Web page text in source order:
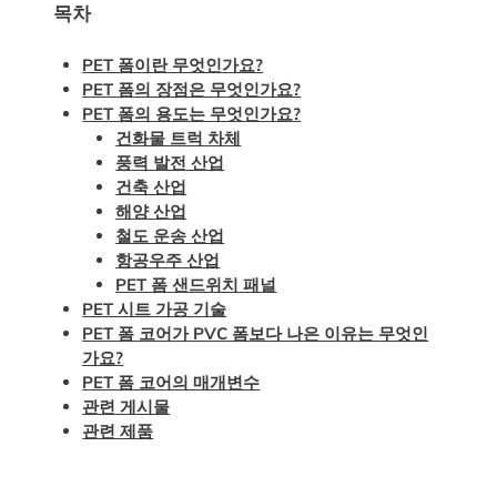
목차
PET 폼이란 무엇인가요?
PET 폼의 장점은 무엇인가요?
PET 폼의 용도는 무엇인가요?
건화물 트럭 차체
풍력 발전 산업
건축 산업
해양 산업
철도 운송 산업
항공우주 산업
PET 폼 샌드위치 패널
PET 시트 가공 기술
PET 폼 코어가 PVC 폼보다 나은 이유는 무엇인
가요?
PET 폼 코어의 매개변수
관련 게시물
관련 제품